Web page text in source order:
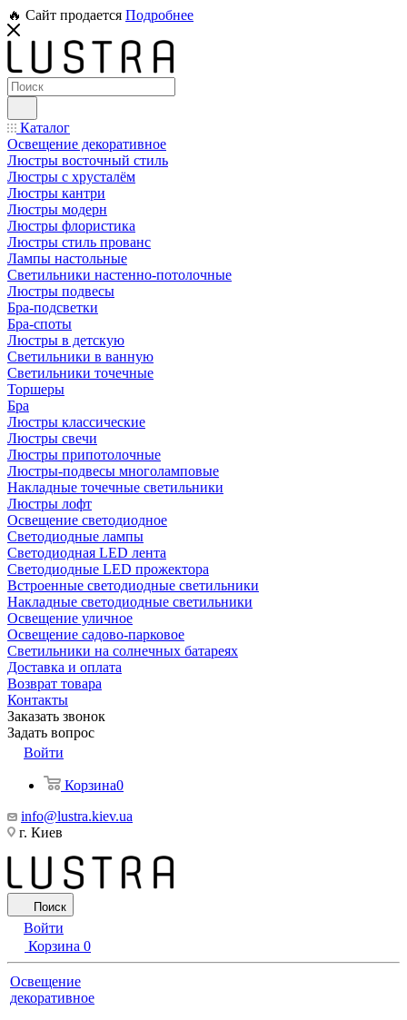
🔥 Сайт продается Подробнее
Каталог
Освещение декоративное
Люстры восточный стиль
Люстры с хрусталём
Люстры кантри
Люстры модерн
Люстры флористика
Люстры стиль прованс
Лампы настольные
Светильники настенно-потолочные
Люстры подвесы
Бра-подсветки
Бра-споты
Люстры в детскую
Светильники в ванную
Светильники точечные
Торшеры
Бра
Люстры классические
Люстры свечи
Люстры припотолочные
Люстры-подвесы многоламповые
Накладные точечные светильники
Люстры лофт
Освещение светодиодное
Светодиодные лампы
Светодиодная LED лента
Светодиодные LED прожектора
Встроенные светодиодные светильники
Накладные светодиодные светильники
Освещение уличное
Освещение садово-парковое
Светильники на солнечных батареях
Доставка и оплата
Возврат товара
Контакты
Заказать звонок
Задать вопрос
Войти
Корзина0
info@lustra.kiev.ua
г. Киев
Поиск
Войти
Корзина 0
Освещение
декоративное